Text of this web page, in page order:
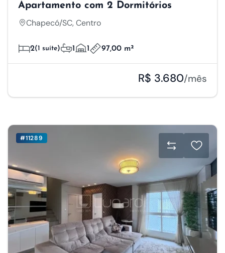
Apartamento com 2 Dormitórios
Chapecó/SC, Centro
2(1 suíte) 1 1 97,00 m²
R$ 3.680/mês
#11289